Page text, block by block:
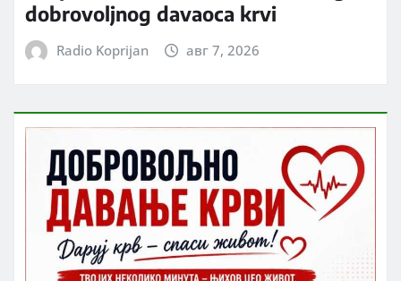
dobrovoljnog davaoca krvi
Radio Koprijan авг 7, 2026